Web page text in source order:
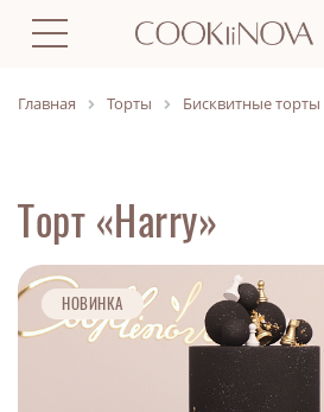
Главная Торты Бисквитные торты
Торт «Harry»
НОВИНКА